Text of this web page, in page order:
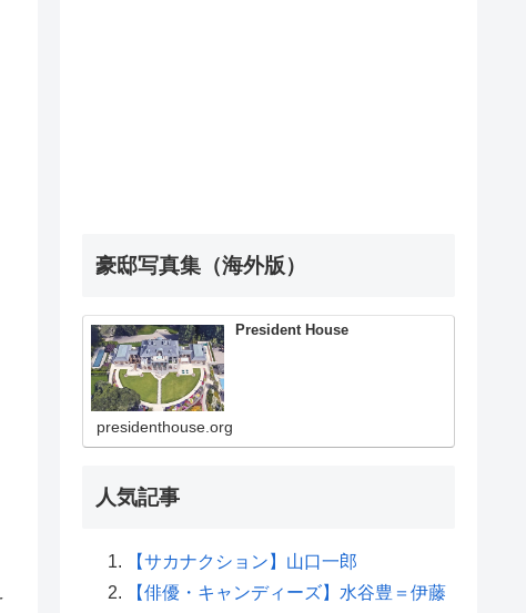
豪邸写真集（海外版）
President House
presidenthouse.org
人気記事
【サカナクション】山口一郎
【俳優・キャンディーズ】水谷豊＝伊藤